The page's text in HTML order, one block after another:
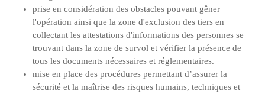
prise en considération des obstacles pouvant gêner
l'opération ainsi que la zone d'exclusion des tiers en
collectant les attestations d'informations des personnes se
trouvant dans la zone de survol et vérifier la présence de
tous les documents nécessaires et réglementaires.
mise en place des procédures permettant d’assurer la
sécurité et la maîtrise des risques humains, techniques et